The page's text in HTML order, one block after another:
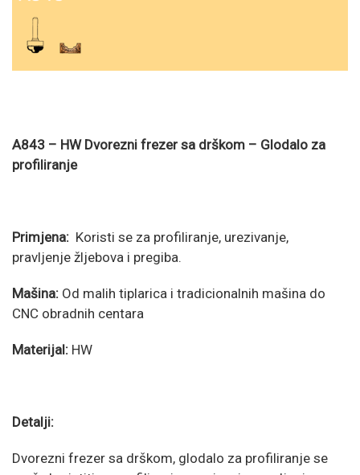
A843 – HW Dvorezni frezer sa drškom – Glodalo za
profiliranje
Primjena: Koristi se za profiliranje, urezivanje,
pravljenje žljebova i pregiba.
Mašina: Od malih tiplarica i tradicionalnih mašina do
CNC obradnih centara
Materijal: HW
Detalji:
Dvorezni frezer sa drškom, glodalo za profiliranje se